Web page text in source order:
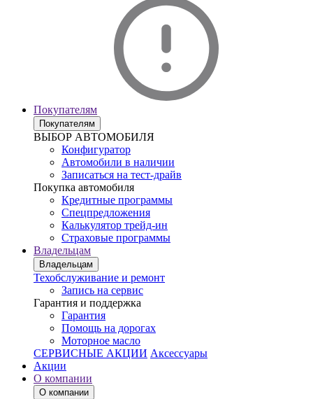
Покупателям
Покупателям
ВЫБОР АВТОМОБИЛЯ
Конфигуратор
Автомобили в наличии
Записаться на тест-драйв
Покупка автомобиля
Кредитные программы
Спецпредложения
Калькулятор трейд-ин
Страховые программы
Владельцам
Владельцам
Техобслуживание и ремонт
Запись на сервис
Гарантия и поддержка
Гарантия
Помощь на дорогах
Моторное масло
СЕРВИСНЫЕ АКЦИИ Аксессуары
Акции
О компании
О компании